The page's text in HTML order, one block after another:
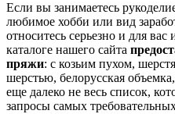
Если вы занимаетесь
любимое хобби или вид
относитесь серьезно и для
каталоге нашего сайта
пряжи: с козьим пухом,
шерстью, белорусская
еще далеко не весь список,
запросы самых